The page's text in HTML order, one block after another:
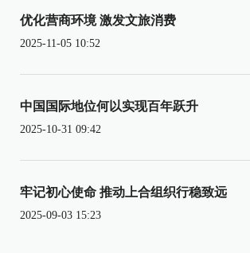
优化营商环境 激发文旅消费
2025-11-05 10:52
中国国际地位何以实现百年跃升
2025-10-31 09:42
牢记初心使命 推动上合组织行稳致远
2025-09-03 15:23